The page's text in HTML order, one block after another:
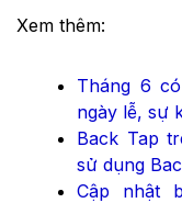
Xem thêm:
Tháng 6
ngày lễ, sự
Back Tap
sử dụng
Cập nhật